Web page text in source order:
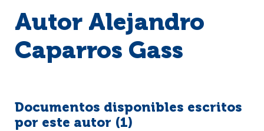
Autor Alejandro
Caparros Gass
Documentos disponibles escritos
por este autor (1)